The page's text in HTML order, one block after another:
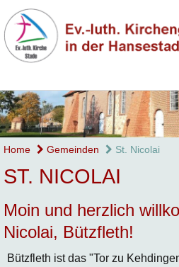
Home Gemeinden St. Nicolai
ST. NICOLAI
Moin und herzlich
Nicolai, Bützfleth!
Bützfleth ist das "Tor zu